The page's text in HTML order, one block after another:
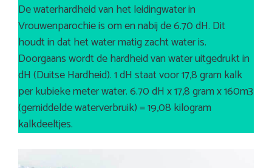
De waterhardheid van het leidingwater in
Vrouwenparochie is om en nabij de 6.70 dH. Dit
houdt in dat het water matig zacht water is.
Doorgaans wordt de hardheid van water uitgedrukt in
dH (Duitse Hardheid). 1 dH staat voor 17,8 gram kalk
per kubieke meter water. 6.70 dH x 17,8 gram x 160m3
(gemiddelde waterverbruik) = 19,08 kilogram
kalkdeeltjes.